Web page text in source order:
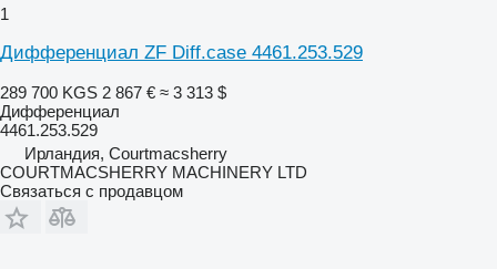
1
Дифференциал ZF Diff.case 4461.253.529
289 700 KGS 2 867 € ≈ 3 313 $
Дифференциал
4461.253.529
Ирландия, Courtmacsherry
COURTMACSHERRY MACHINERY LTD
Связаться с продавцом